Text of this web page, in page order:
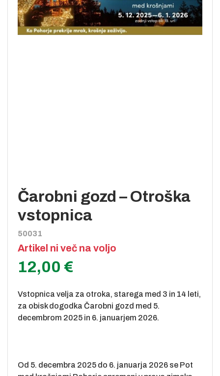
Čarobni gozd – Otroška
vstopnica
50031
Artikel ni več na voljo
12,00 €
Vstopnica velja za otroka, starega med 3 in 14 leti,
za obisk dogodka Čarobni gozd med 5.
decembrom 2025 in 6. januarjem 2026.
Od 5. decembra 2025 do 6. januarja 2026 se Pot